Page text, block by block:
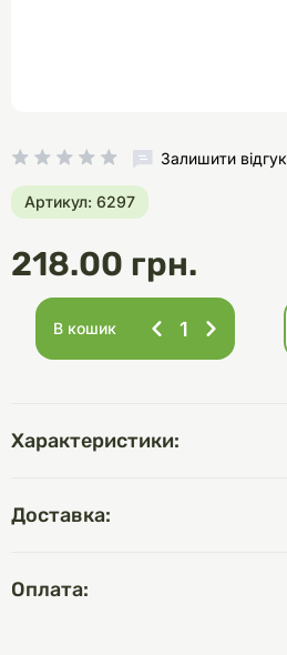
Залишити відгук
Артикул: 6297
218.00 грн.
В кошик
Характеристики:
Доставка:
Оплата: